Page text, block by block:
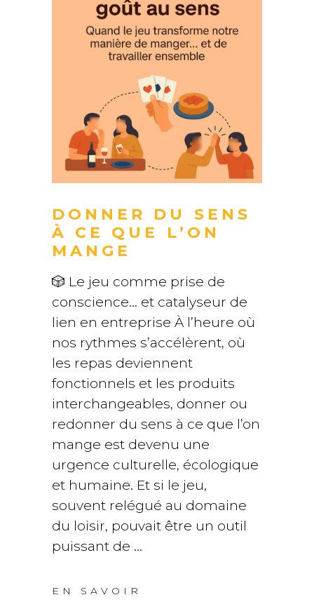
DONNER DU SENS
À CE QUE L’ON
MANGE
🎲 Le jeu comme prise de
conscience… et catalyseur de
lien en entreprise À l’heure où
nos rythmes s’accélèrent, où
les repas deviennent
fonctionnels et les produits
interchangeables, donner ou
redonner du sens à ce que l’on
mange est devenu une
urgence culturelle, écologique
et humaine. Et si le jeu,
souvent relégué au domaine
du loisir, pouvait être un outil
puissant de
EN SAVOIR